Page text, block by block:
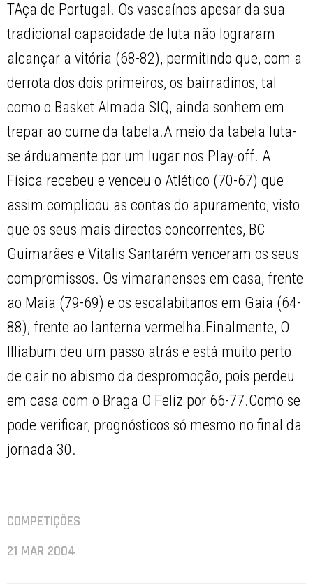
TAça de Portugal. Os vascaínos apesar da sua
tradicional capacidade de luta não lograram
alcançar a vitória (68-82), permitindo que, com a
derrota dos dois primeiros, os bairradinos, tal
como o Basket Almada SIQ, ainda sonhem em
trepar ao cume da tabela.A meio da tabela luta-
se árduamente por um lugar nos Play-off. A
Física recebeu e venceu o Atlético (70-67) que
assim complicou as contas do apuramento, visto
que os seus mais directos concorrentes, BC
Guimarães e Vitalis Santarém venceram os seus
compromissos. Os vimaranenses em casa, frente
ao Maia (79-69) e os escalabitanos em Gaia (64-
88), frente ao lanterna vermelha.Finalmente, O
Illiabum deu um passo atrás e está muito perto
de cair no abismo da despromoção, pois perdeu
em casa com o Braga O Feliz por 66-77.Como se
pode verificar, prognósticos só mesmo no final da
jornada 30.
COMPETIÇÕES
21 MAR 2004